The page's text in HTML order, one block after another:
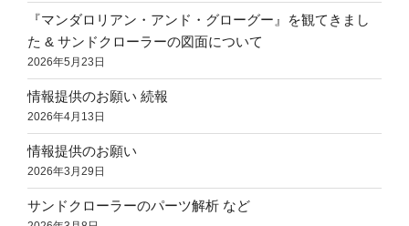
『マンダロリアン・アンド・グローグー』を観てきまし
た & サンドクローラーの図面について
2026年5月23日
情報提供のお願い 続報
2026年4月13日
情報提供のお願い
2026年3月29日
サンドクローラーのパーツ解析 など